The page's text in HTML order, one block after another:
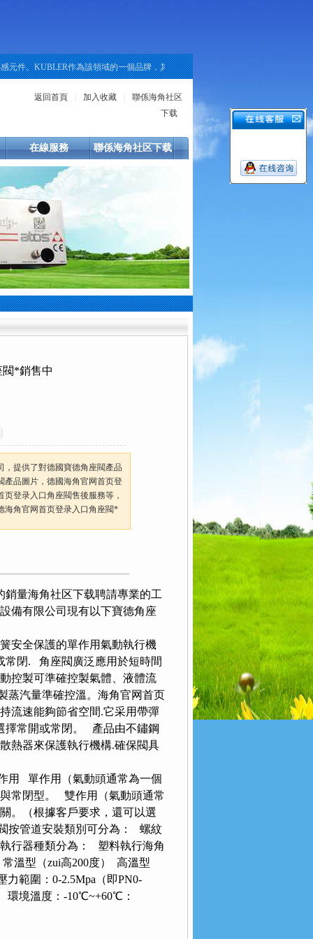
。KUBLER作為該領域的一個品牌，其產品線覆蓋了增量式、絕對值式以及重
返回首頁 加入收藏
聯係海角社区
下载
在線服務 聯係海角社区下载
*銷售中
，提供了對德國寶德角座閥產品
產品圖片，德國海角官网首页登
登录入口角座閥售後服務等，
海角官网首页登录入口角座閥*
銷量海角社区下载聘請專業的工
備有限公司現有以下寶德角座
安全保護的單作用氣動執行機
常閉. 角座閥廣泛應用於短時間
控製可準確控製氣體、液體流
蒸汽量準確控溫。海角官网首页
流速能夠節省空間.它采用帶彈
擇常開或常閉。 產品由不鏽鋼
熱器來保護執行機構.確保閥具
用 單作用（氣動頭通常為一個
常閉型。 雙作用（氣動頭通常
。（根據客戶要求，還可以選
按管道安裝類別可分為： 螺紋
行器種類分為： 塑料執行海角
溫型（zui高200度） 高溫型
範圍：0-2.5Mpa（即PN0-
境溫度：-10℃~+60℃：